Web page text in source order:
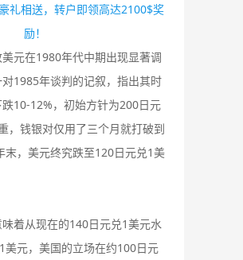
礼相送，转户即领高达2100$奖
励！
元在1980年代中期出现显著调
1985年谈判的记叙，指出其时
10-12%，初始方针为200日元
，钱银对仅用了三个月就打破到
末，美元终究跌至120日元兑1美
着从现在的140日元兑1美元水
美元，美国的立场在约100日元